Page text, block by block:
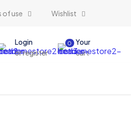
of use Wishlist
Login
or register
0
Your
cart